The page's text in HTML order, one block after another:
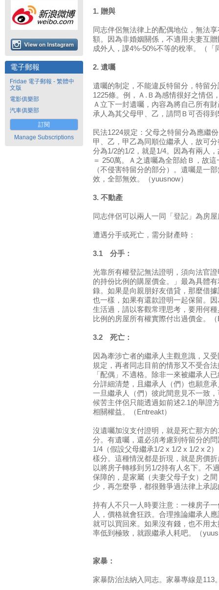
電子郵報
Fridae 電子郵報 - 繁體中
文版
電影俱樂部
汽車俱樂部
訂閱
Manage Subscriptions
1. 贈與
同志伴侶無法律上的配偶地位，無法
額。因為非婚姻關係，不適用夫妻互
成外人，課4%-50%不等的稅率。（「
2. 遺囑
遺囑的制定，不能違反特留分，特留
1225條。例，Ａ.Ｂ為感情很好之情侶
Ａ立下一封遺囑，內容為將自己所有
承人為其父母甲、乙，請問Ｂ可否得
民法1224規定：父母之特留分為應繼
甲、乙，甲乙為同順位繼承人，故可
分為1/2的1/2，就是1/4。因為有兩人
＝ 250萬。Ａ之遺囑為全部給Ｂ，故
（不侵害特留分的部分）。遺囑是一
效，全部無效。（yuusnow）
3. 不動產
同志伴侶可以兩人一同「登記」為房
遭遇分手或死亡，需分財產時：
3.1 分手：
光靠所有權登記無法證明，須向法官
的持份比例的購屋價金。」最為具體
錄。如果是向親朋好友借貸，那麼借
也一樣，如果有還款證明一起保留。
生活過，請以客觀常理思考，要用何
比例的房屋所有權實際付出過價金。
3.2 死亡：
因為牽涉亡者的繼承人主觀意識，又
規定，再者同志目前的情形又不受合
「配偶」不適格。除非一來被繼承人
分詳細清楚，且繼承人（們）也願意
一旦繼承人（們）彼此間意見不一致
候苦主伴侶只能透過如前述2.1的舉證
相關權益。（Entreakt）
沒遺囑加沒支付證明，就是死亡那方
分。有遺囑，還必須考慮到特留分的
1/4（假設父母繼承1/2 x 1/2 x 1/2 x 2
樣分。這種情況都是折現，就是房價
以將房子轉移到另1/2持有人名下。不
保障的，是家屬（夫妻父母子女）之
少，再怎麼爭，都很難爭過法律上承
持有人不只一人時要注意：一棟房子
人，價格就會狂跌。合理推論繼承人
就可以買回來。如果沒有錢，也不用
率低到極致，就跟繼承人耗吧。（
家暴：
家暴防治法納入同志。家暴專線是113